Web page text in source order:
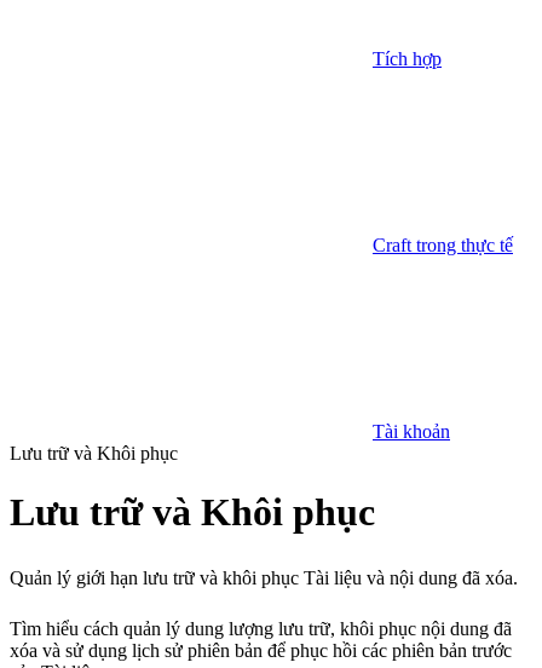
Tích hợp
Craft trong thực tế
Tài khoản
Lưu trữ và Khôi phục
Lưu trữ và Khôi phục
Quản lý giới hạn lưu trữ và khôi phục Tài liệu và nội dung đã xóa.
Tìm hiểu cách quản lý dung lượng lưu trữ, khôi phục nội dung đã
xóa và sử dụng lịch sử phiên bản để phục hồi các phiên bản trước